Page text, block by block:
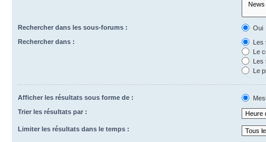
Rechercher dans les sous-forums :
Oui
Rechercher dans :
Les
Le
Les
Le
Afficher les résultats sous forme de :
Trier les résultats par :
Limiter les résultats dans le temps :